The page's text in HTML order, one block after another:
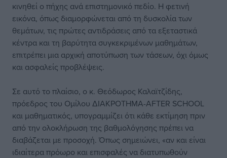
κινηθεί ο πήχης ανά επιστημονικό πεδίο. Η φετινή
εικόνα, όπως διαμορφώνεται από τη δυσκολία των
θεμάτων, τις πρώτες αντιδράσεις από τα εξεταστικά
κέντρα και τη βαρύτητα συγκεκριμένων μαθημάτων,
επιτρέπει μια αρχική αποτύπωση των τάσεων, όχι όμως
και ασφαλείς προβλέψεις.
Σε αυτό το πλαίσιο, ο κ. Θεόδωρος Καλαϊτζίδης,
πρόεδρος του Ομίλου ΔΙΑΚΡΟΤΗΜΑ-AFTER SCHOOL
και μαθηματικός, υπογραμμίζει ότι κάθε εκτίμηση πριν
από την ολοκλήρωση της βαθμολόγησης πρέπει να
διαβάζεται με προσοχή. Όπως σημειώνει, «αν και είναι
ιδιαίτερα πρόωρο και επισφαλές να διατυπωθούν